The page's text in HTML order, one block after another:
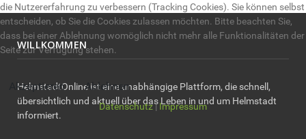
WILLKOMMEN
HelmstadtOnline ist eine unabhängige Plattform, die schnell,
übersichtlich und aktuell über das Leben in und um Helmstadt
informiert.
die Nutzererfahrung zu verbessern (Tracking Cookies). Sie können selbst
entscheiden, ob Sie die Cookies zulassen möchten. Bitte beachten Sie,
dass bei einer Ablehnung womöglich nicht mehr alle Funktionalitäten der
Seite zur Verfügung stehen.
Akzeptieren Ablehnen
Datenschutz|Impressum